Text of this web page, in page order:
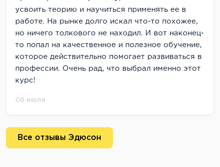
усвоить теорию и научиться применять ее в
работе. На рынке долго искал что-то похожее,
но ничего толкового не находил. И вот наконец-
то попал на качественное и полезное обучение,
которое действительно помогает развиваться в
профессии. Очень рад, что выбрал именно этот
курс!
08 июля
Все отзывы Эдюсон